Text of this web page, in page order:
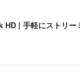
HD | 手軽にストリ